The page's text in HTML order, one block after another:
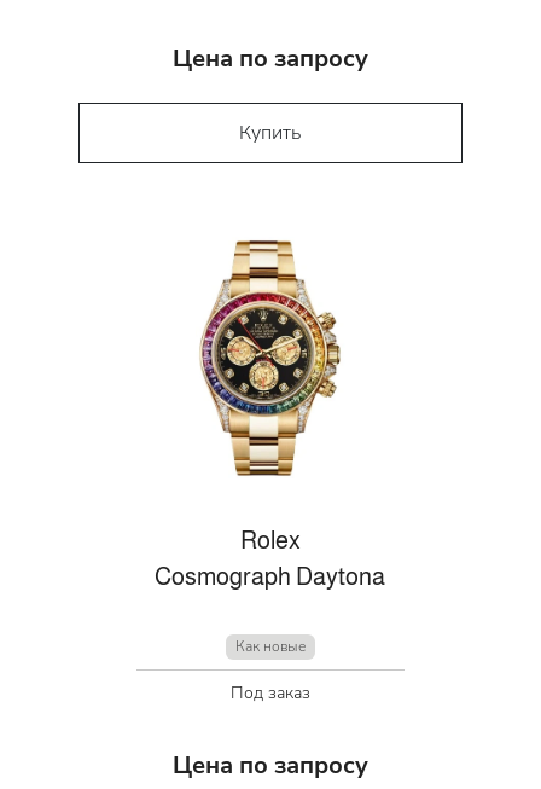
Цена по запросу
Купить
Rolex
Cosmograph Daytona
Как новые
Под заказ
Цена по запросу